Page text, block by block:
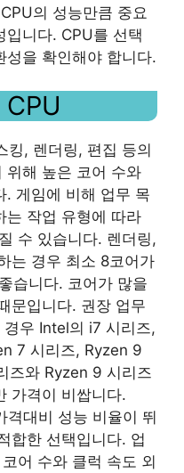
의 성능만큼 중요
입니다. CPU를 선택
성을 확인해야 합니다.
킹, 렌더링, 편집 등의
위해 높은 코어 수와
. 게임에 비해 업무 목
는 작업 유형에 따라
수 있습니다. 렌더링,
는 경우 최소 8코어가
습니다. 코어가 많을
문입니다. 권장 업무
우 Intel의 i7 시리즈,
7 시리즈, Ryzen 9
즈와 Ryzen 9 시리즈
가격이 비쌉니다.
대비 성능 비율이 뛰
합한 선택입니다. 업
어 수와 클럭 속도 외